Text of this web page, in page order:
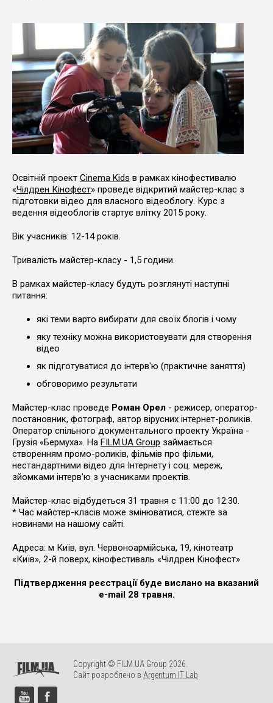
Освітній проект Cinema Kids в рамках кінофестивалю
«Чілдрен Кінофест» проведе відкритий майстер-клас з
підготовки відео для власного відеоблогу. Курс з
ведення відеоблогів стартує влітку 2015 року.
Вік учасників: 12-14 років.
Тривалість майстер-класу - 1,5 години.
В рамках майстер-класу будуть розглянуті наступні
питання:
які теми варто вибирати для своїх блогів і чому
яку техніку можна використовувати для створення
відео
як підготуватися до інтерв'ю (практичне заняття)
обговоримо результати
Майстер-клас проведе Роман Орел - режисер, оператор-
постановник, фотограф, автор вірусних інтернет-роликів.
Оператор спільного документального проекту Україна -
Грузія «Бермуха». На FILM.UA Group займається
створенням промо-роликів, фільмів про фільми,
нестандартними відео для Інтернету і соц. мереж,
зйомками інтерв'ю з учасниками проектів.
Майстер-клас відбудеться 31 травня c 11:00 до 12:30.
* Час майстер-класів може змінюватися, стежте за
новинами на нашому сайті.
Адреса: м Київ, вул. Червоноармійська, 19, кінотеатр
«Київ», 2-й поверх, кінофестиваль «Чілдрен Кінофест»
Підтвердження реєстрації буде вислано на вказаний
e-mail 28 травня.
Copyright © FILM.UA Group 2026.
Сайт розроблено в Argentum IT Lab